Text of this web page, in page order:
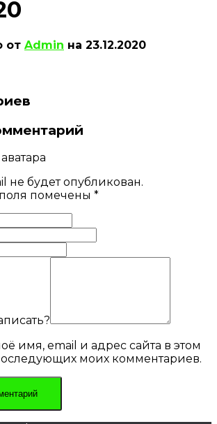
от Admin на 23.12.2020
не будет опубликован.
помечены *
имя, email и адрес сайта в этом
моих комментариев.